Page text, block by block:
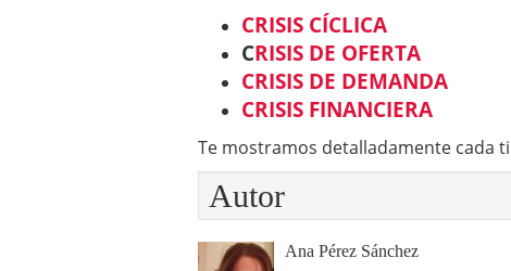
CRISIS CÍCLICA
CRISIS DE OFERTA
CRISIS DE DEMANDA
CRISIS FINANCIERA
Te mostramos detalladamente cada
Autor
Ana Pérez Sánchez